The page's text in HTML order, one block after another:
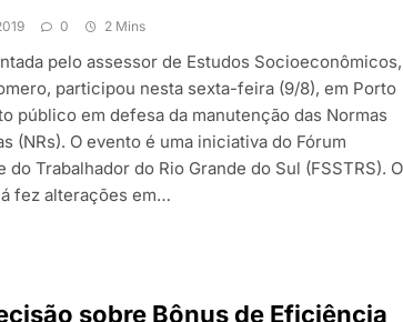
0 2 Mins
pelo assessor de Estudos Socioeconômicos,
participou nesta sexta-feira (9/8), em Porto
público em defesa da manutenção das Normas
(NRs). O evento é uma iniciativa do Fórum
do Trabalhador do Rio Grande do Sul (FSSTRS). O
fez alterações em…
sobre Bônus de Eficiência